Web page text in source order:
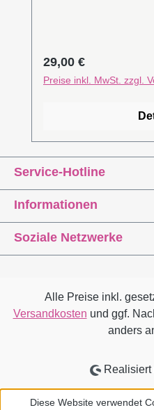
das methodische
Besonderheit des
2027 stellt den
Gschwind war
Amts für Stadtplanung
veröffentlicht dieses
Freunde der
von der Wüstenrot
und der Fondation Le
zur Verfügung stellt.
Beitrag zur
Weiterentwicklung.
von der Fondation Le
Regulärer Preis:
29,00 €
Preise inkl. MwSt. zzgl.
Service-Hotline
Informationen
Soziale Netzwerke
Alle Preise inkl.
Versandkosten und ggf.
anders
Diese Website verwendet